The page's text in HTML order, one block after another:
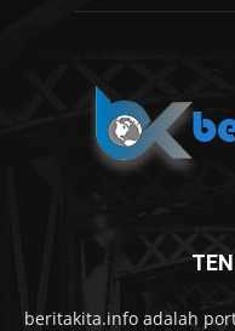
beritakita.info adalah